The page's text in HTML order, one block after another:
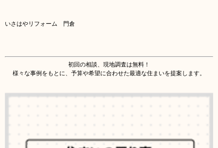
いさはやリフォーム 門倉
初回の相談、現地調査は無料！
様々な事例をもとに、予算や希望に合わせた最適な住まいを提案します。